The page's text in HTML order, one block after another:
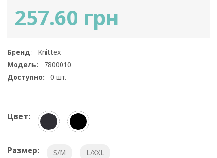
257.60 грн
Бренд:
Knittex
Модель:
7800010
Доступно:
0 шт.
Цвет:
Размер: S/M L/XXL